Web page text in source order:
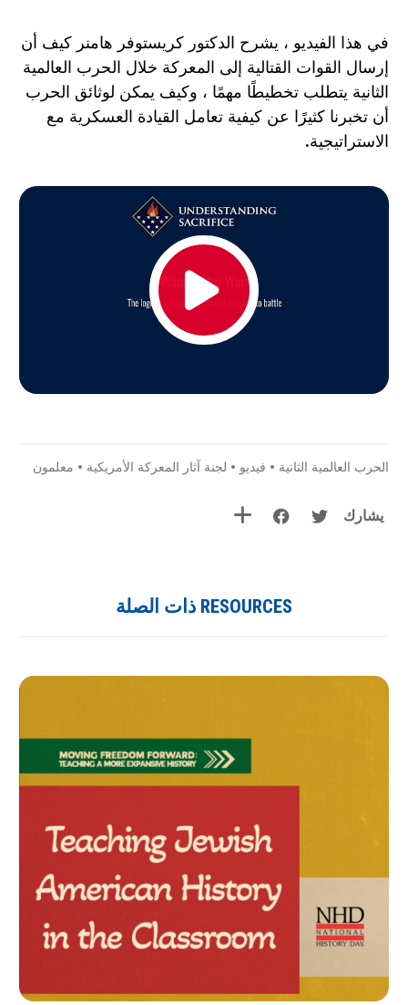
في هذا الفيديو ، يشرح الدكتور كريستوفر هامنر كيف أن
إرسال القوات القتالية إلى المعركة خلال الحرب العالمية
الثانية يتطلب تخطيطًا مهمًا ، وكيف يمكن لوثائق الحرب
أن تخبرنا كثيرًا عن كيفية تعامل القيادة العسكرية مع
الاستراتيجية.
الحرب العالمية الثانية • فيديو • لجنة آثار المعركة الأمريكية • معلمون
يشارك
RESOURCES ذات الصلة